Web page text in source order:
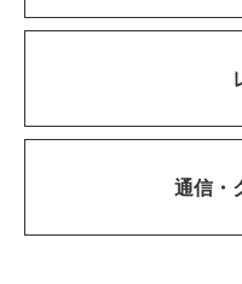
通信・